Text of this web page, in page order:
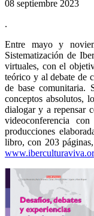
08 septiembre 2023
.
Entre mayo y
Sistematización de
virtuales, con el
teórico y al debate de
de base comunitaria.
conceptos absolutos,
dialogar y a repensar
videoconferencia
producciones
libro, con 203